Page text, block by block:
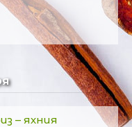
– яхния